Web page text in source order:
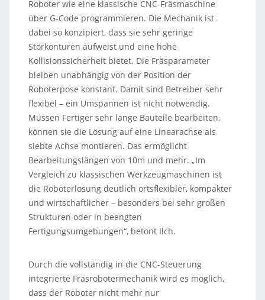
Roboter wie eine klassische CNC-Fräsmaschine
über G-Code programmieren. Die Mechanik ist
dabei so konzipiert, dass sie sehr geringe
Störkonturen aufweist und eine hohe
Kollisionssicherheit bietet. Die Fräsparameter
bleiben unabhängig von der Position der
Roboterpose konstant. Damit sind Betreiber sehr
flexibel – ein Umspannen ist nicht notwendig.
Müssen Fertiger sehr lange Bauteile bearbeiten,
können sie die Lösung auf eine Linearachse als
siebte Achse montieren. Das ermöglicht
Bearbeitungslängen von 10m und mehr. „Im
Vergleich zu klassischen Werkzeugmaschinen ist
die Roboterlösung deutlich ortsflexibler, kompakter
und wirtschaftlicher – besonders bei sehr großen
Strukturen oder in beengten
Fertigungsumgebungen“, betont Ilch.
Durch die vollständig in die CNC-Steuerung
integrierte Fräsrobotermechanik wird es möglich,
dass der Roboter nicht mehr nur